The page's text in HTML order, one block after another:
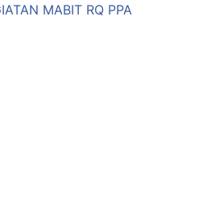
MABIT RQ PPA